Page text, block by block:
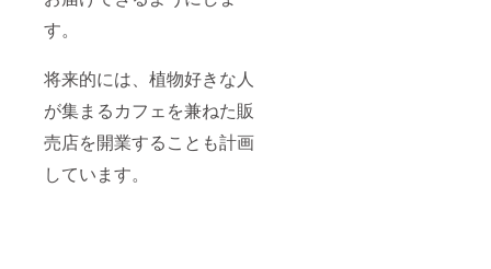
す。
将来的には、植物好きな人
が集まるカフェを兼ねた販
売店を開業することも計画
しています。